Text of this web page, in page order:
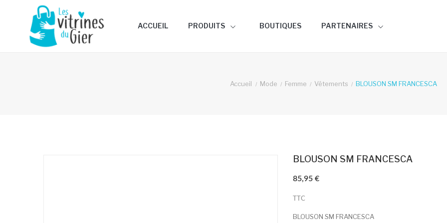
ACCUEIL PRODUITS BOUTIQUES PARTENAIRES
Accueil Mode Femme Vêtements BLOUSON SM FRANCESCA
BLOUSON SM FRANCESCA
85,95 €
TTC
BLOUSON SM FRANCESCA